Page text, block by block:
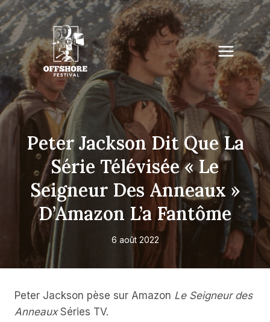
Skip
to
content
Peter Jackson Dit Que La
Série Télévisée « Le
Seigneur Des Anneaux »
D’Amazon L’a Fantôme
6 août 2022
Peter Jackson pèse sur Amazon Le Seigneur des
AnneauxSéries TV.